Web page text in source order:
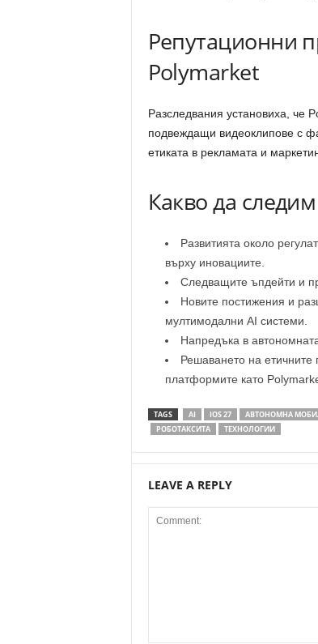
Репутационни
Polymarket
Разследвания установиха, че
подвеждащи видеоклипове с
етиката в рекламата и
Какво да следим
Развитията около
върху иновациите.
Следващите ъпдейти и
Новите постижения и
мултимодални AI системи.
Напредъка в
Решаването на етичните
платформите като
TAGS AI IOS 27 АВТОНОМНА
РОБОТАКСИТА
ТЕХНОЛОГИИ
LEAVE A REPLY